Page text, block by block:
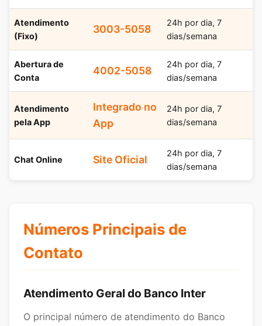
Atendimento
(Fixo)
3003-5058
24h por dia, 7
dias/semana
Abertura de
Conta
4002-5058
24h por dia, 7
dias/semana
Atendimento
pela App
Integrado no
App
24h por dia, 7
dias/semana
Chat Online Site Oficial
24h por dia, 7
dias/semana
Números Principais de
Contato
Atendimento Geral do Banco Inter
O principal número de atendimento do Banco